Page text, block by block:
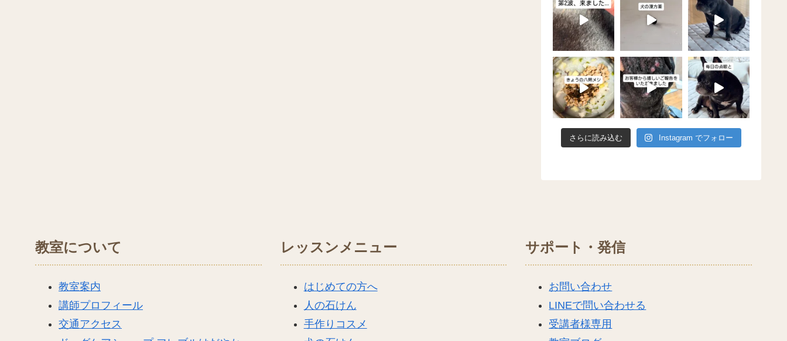
さらに読み込む Instagram でフォロー
教室について
教室案内
講師プロフィール
交通アクセス
レッスンメニュー
はじめての方へ
人の石けん
手作りコスメ
サポート・発信
お問い合わせ
LINEで問い合わせる
受講者様専用